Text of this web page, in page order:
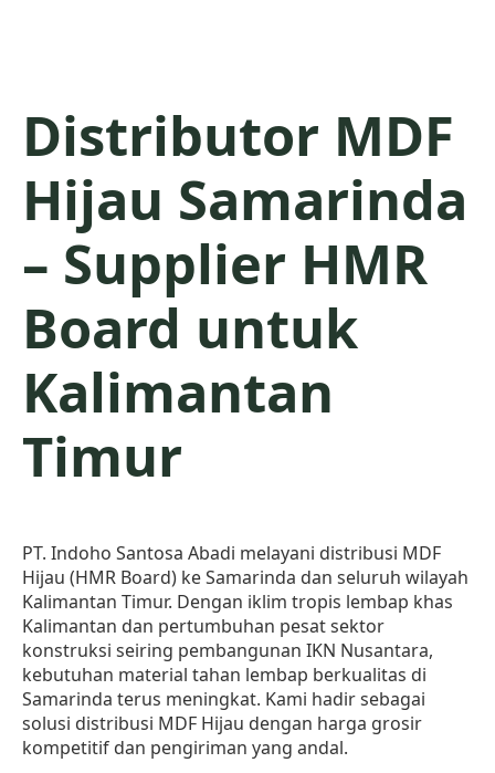
Distributor MDF
Hijau Samarinda
– Supplier HMR
Board untuk
Kalimantan
Timur
PT. Indoho Santosa Abadi melayani distribusi MDF
Hijau (HMR Board) ke Samarinda dan seluruh wilayah
Kalimantan Timur. Dengan iklim tropis lembap khas
Kalimantan dan pertumbuhan pesat sektor
konstruksi seiring pembangunan IKN Nusantara,
kebutuhan material tahan lembap berkualitas di
Samarinda terus meningkat. Kami hadir sebagai
solusi distribusi MDF Hijau dengan harga grosir
kompetitif dan pengiriman yang andal.